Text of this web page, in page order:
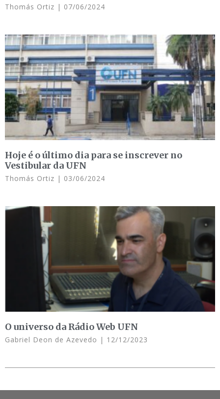
Thomás Ortiz 07/06/2024
Hoje é o último dia para se inscrever no
Vestibular da UFN
Thomás Ortiz 03/06/2024
O universo da Rádio Web UFN
Gabriel Deon de Azevedo 12/12/2023